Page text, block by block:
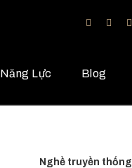
Năng Lực Blog
Nghề truyền thống